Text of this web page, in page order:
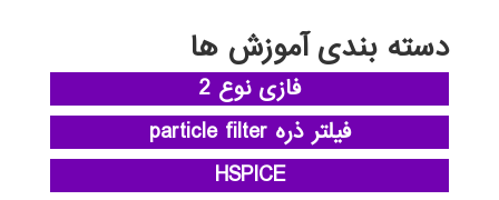
دسته بندی آموزش ها
فازی نوع 2
فیلتر ذره particle filter
HSPICE